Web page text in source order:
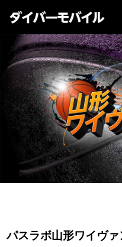
パスラボ山形ワイヴァ